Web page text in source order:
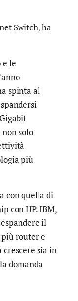
Switch, ha
e le
spinta al
solo
più
con quella di
con HP. IBM,
il
router e
crescere sia in
domanda